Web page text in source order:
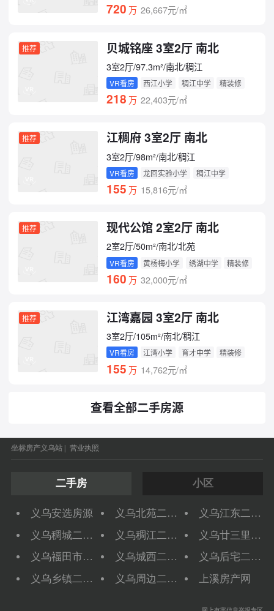
720 万 26,667元/㎡
推荐 贝城铭座 3室2厅 南北
3室2厅/97.3m²/南北/稠江
VR看房 西江小学 稠江中学 精装修
218 万 22,403元/㎡
推荐 江稠府 3室2厅 南北
3室2厅/98m²/南北/稠江
VR看房 龙回实验小学
稠江中学
精装修
155 万 15,816元/㎡
推荐 现代公馆 2室2厅 南北
2室2厅/50m²/南北/北苑
VR看房 黄杨梅小学 绣湖中学 精装修
160 万 32,000元/㎡
推荐 江湾嘉园 3室2厅 南北
3室2厅/105m²/南北/稠江
VR看房 江湾小学 育才中学 精装修
155 万 14,762元/㎡
查看全部二手房源